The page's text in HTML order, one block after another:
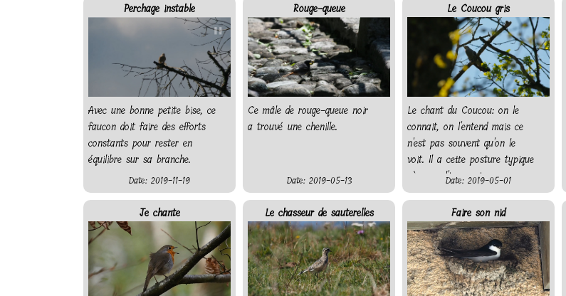
Perchage instable
Avec une bonne petite bise, ce
faucon doit faire des efforts
constants pour rester en
équilibre sur sa branche.
Date: 2019-11-19
Rouge-queue
Ce mâle de rouge-queue noir
a trouvé une chenille.
Date: 2019-05-13
Le Coucou gris
Le chant du Coucou: on le
connait, on l'entend mais ce
n'est pas souvent qu'on le
voit. Il a cette posture typique
où on a l'impression que ses
ailes sont trop longues et
Date: 2019-05-01
Je chante Le chasseur de sauterelles Faire son nid